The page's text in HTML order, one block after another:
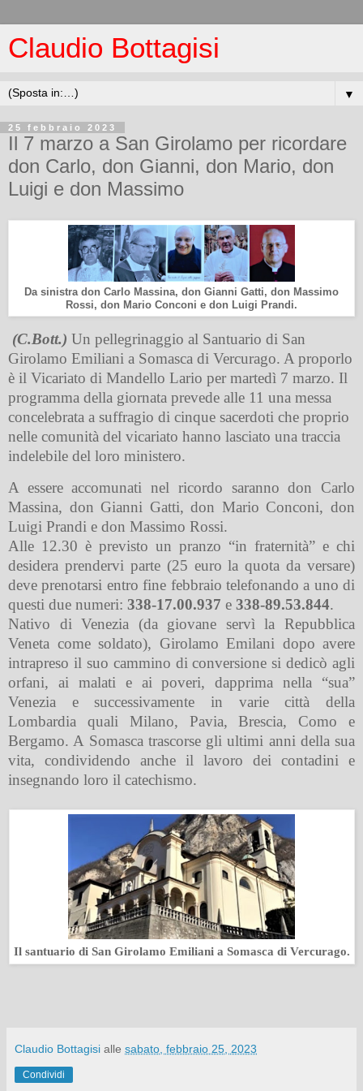
Claudio Bottagisi
▼
25 febbraio 2023
Il 7 marzo a San Girolamo per ricordare
don Carlo, don Gianni, don Mario, don
Luigi e don Massimo
Da sinistra don Carlo Massina, don Gianni Gatti, don Massimo
Rossi, don Mario Conconi e don Luigi Prandi.
(C.Bott.) Un pellegrinaggio al Santuario di San
Girolamo Emiliani a Somasca di Vercurago. A proporlo
è il Vicariato di Mandello Lario per martedì 7 marzo. Il
programma della giornata prevede alle 11 una messa
concelebrata a suffragio di cinque sacerdoti che proprio
nelle comunità del vicariato hanno lasciato una traccia
indelebile del loro ministero.
A essere accomunati nel ricordo saranno don Carlo
Massina, don Gianni Gatti, don Mario Conconi, don
Luigi Prandi e don Massimo Rossi.
Alle 12.30 è previsto un pranzo “in fraternità” e chi
desidera prendervi parte (25 euro la quota da versare)
deve prenotarsi entro fine febbraio telefonando a uno di
questi due numeri: 338-17.00.937 e 338-89.53.844.
Nativo di Venezia (da giovane servì la Repubblica
Veneta come soldato), Girolamo Emilani dopo avere
intrapreso il suo cammino di conversione si dedicò agli
orfani, ai malati e ai poveri, dapprima nella “sua”
Venezia e successivamente in varie città della
Lombardia quali Milano, Pavia, Brescia, Como e
Bergamo. A Somasca trascorse gli ultimi anni della sua
vita, condividendo anche il lavoro dei contadini e
insegnando loro il catechismo.
Il santuario di San Girolamo Emiliani a Somasca di Vercurago.
Claudio Bottagisi alle sabato, febbraio 25, 2023
Condividi